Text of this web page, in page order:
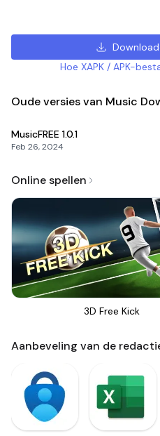
Hoe XAPK / APK-
Oude versies van Music
MusicFREE 1.0.1
Feb 26, 2024
Online spellen
3D Free Kick
Aanbeveling van de